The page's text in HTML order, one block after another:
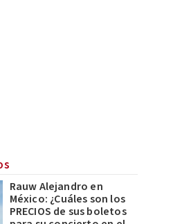
Rauw Alejandro en
México: ¿Cuáles son los
PRECIOS de sus boletos